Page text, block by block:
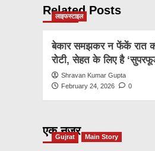
Related Posts
लाइफस्टाइल
बेकार समझकर न फेंकें रात
रोटी, सेहत के लिए है
Shravan Kumar Gupta
February 24, 2026
0
एक नज़र
Gujrat Main Story